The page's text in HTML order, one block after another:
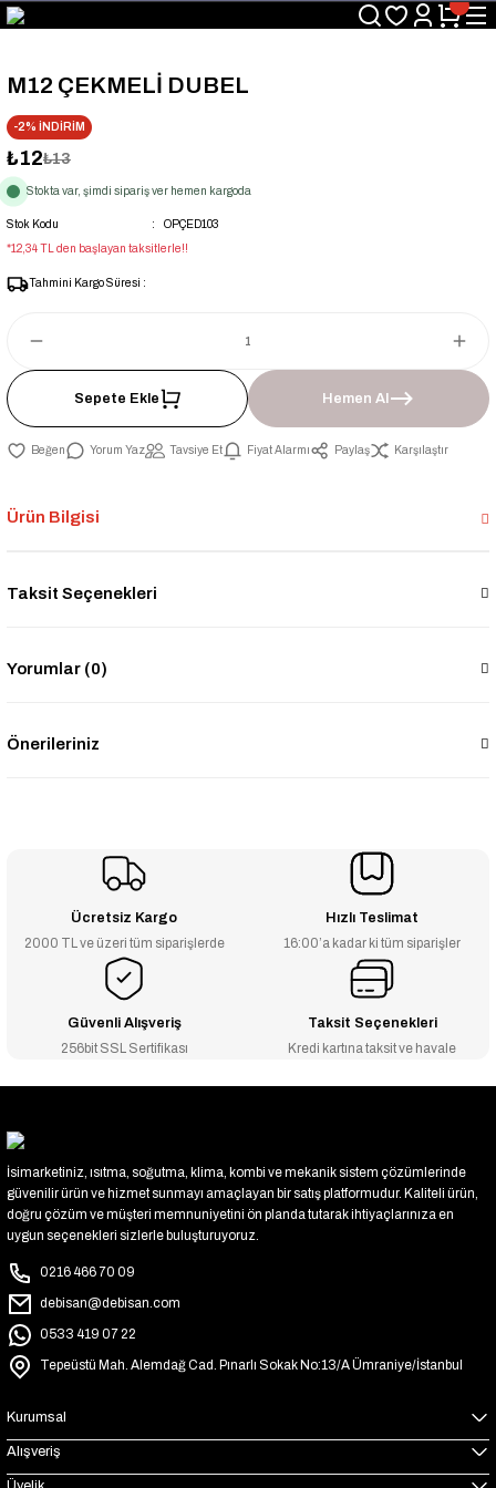
Üyelerimize Özel "uye2026" Koduyla Sepette Ekstra %3 İndirim
KAZAN-KASKAD İÇİN TEK ADRES
M12 ÇEKMELİ DUBEL
-2% İNDİRİM
₺12₺13
Stokta var, şimdi sipariş ver hemen kargoda
Stok Kodu
OPÇED103
*12,34 TL den başlayan taksitlerle!!
Tahmini Kargo Süresi :
Sepete Ekle Hemen Al
Yorum Yaz Tavsiye Et Fiyat Alarmı Paylaş Karşılaştır
Ürün Bilgisi
Taksit Seçenekleri
Yorumlar (0)
Önerileriniz
Ücretsiz Kargo
2000 TL ve üzeri tüm siparişlerde
Hızlı Teslimat
16:00’a kadar ki tüm siparişler
Güvenli Alışveriş
256bit SSL Sertifikası
Taksit Seçenekleri
Kredi kartına taksit ve havale
İsimarketiniz, ısıtma, soğutma, klima, kombi ve mekanik sistem çözümlerinde
güvenilir ürün ve hizmet sunmayı amaçlayan bir satış platformudur. Kaliteli ürün,
doğru çözüm ve müşteri memnuniyetini ön planda tutarak ihtiyaçlarınıza en
uygun seçenekleri sizlerle buluşturuyoruz.
0216 466 70 09
debisan@debisan.com
0533 419 07 22
Tepeüstü Mah. Alemdağ Cad. Pınarlı Sokak No:13/A Ümraniye/İstanbul
Kurumsal
Alışveriş